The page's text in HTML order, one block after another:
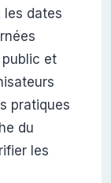
les dates
et
pratiques
du
les